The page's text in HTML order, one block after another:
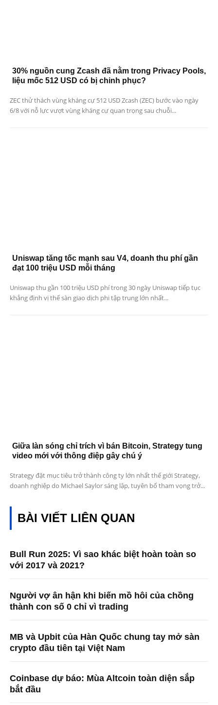
30% nguồn cung Zcash đã nằm trong Privacy Pools,
liệu mốc 512 USD có bị chinh phục?
ZEC thử thách vùng kháng cự 512 USD Zcash (ZEC) bước vào ngày
6/8 với nỗ lực vượt vùng kháng cự quan trọng sau chuỗi...
Uniswap tăng tốc mạnh sau V4, doanh thu phí gần
đạt 100 triệu USD mỗi tháng
Uniswap thu gần 100 triệu USD phí trong 30 ngày Uniswap tiếp tục
khẳng định vị thế sàn giao dịch phi tập trung lớn nhất...
Giữa làn sóng chỉ trích vì bán Bitcoin, Strategy tung
video mới với thông điệp gây chú ý
Strategy đặt mục tiêu trở thành công ty lớn nhất thế giới Strategy,
doanh nghiệp do Michael Saylor sáng lập, tuyên bố tham vọng trở...
BÀI VIẾT LIÊN QUAN
Bull Run 2025: Vì sao khác biệt hoàn toàn so
với 2017 và 2021?
Người vợ ân hận khi biến mồ hôi của chồng
thành con số 0 chỉ vì trading
MB và Upbit của Hàn Quốc chung tay mở sàn
crypto đầu tiên tại Việt Nam
Coinbase dự báo: Mùa Altcoin toàn diện sắp
bắt đầu